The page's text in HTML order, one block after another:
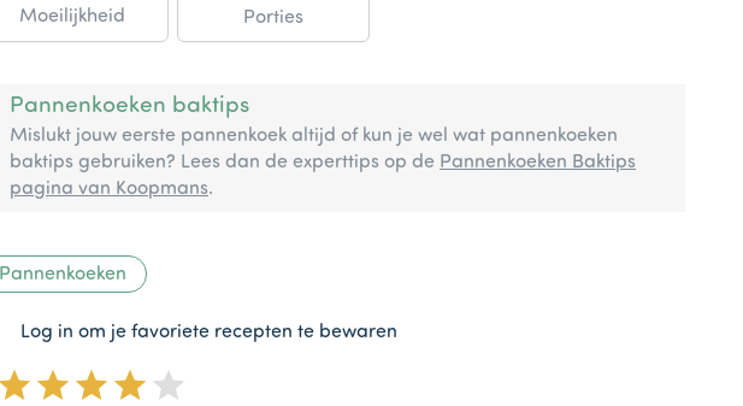
Moeilijkheid Porties
Pannenkoeken baktips
Mislukt jouw eerste pannenkoek altijd of kun je wel wat pannenkoeken
baktips gebruiken? Lees dan de experttips op de Pannenkoeken Baktips
pagina van Koopmans.
Pannenkoeken
Log in om je favoriete recepten te bewaren